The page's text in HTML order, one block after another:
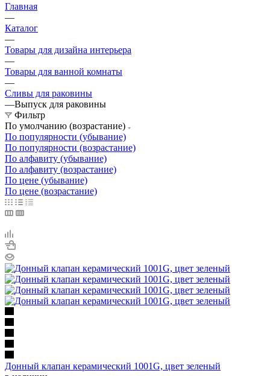
Главная
—
Каталог
—
Товары для дизайна интерьера
—
Товары для ванной комнаты
—
Сливы для раковины
—Выпуск для раковины
Фильтр
По умолчанию (возрастание)
По популярности (убывание)
По популярности (возрастание)
По алфавиту (убывание)
По алфавиту (возрастание)
По цене (убывание)
По цене (возрастание)
Донный клапан керамический 1001G, цвет зеленый